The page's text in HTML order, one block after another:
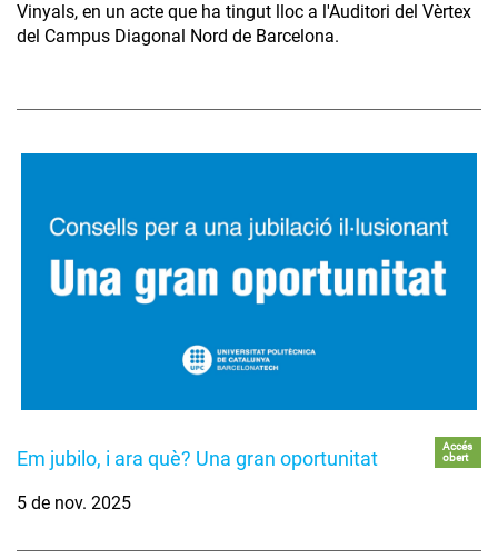
Vinyals, en un acte que ha tingut lloc a l'Auditori del Vèrtex
del Campus Diagonal Nord de Barcelona.
Em jubilo, i ara què? Una gran oportunitat
Accés
obert
5 de nov. 2025